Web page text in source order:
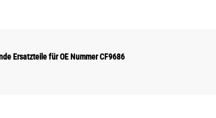
Ersatzteile für OE Nummer CF9686